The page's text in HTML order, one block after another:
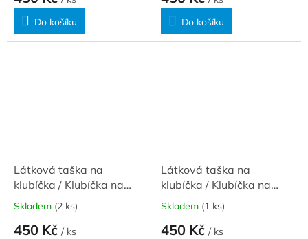
Do košíku
Do košíku
Látková taška na
klubíčka / Klubíčka na
fialové
Skladem (2 ks)
450 Kč / ks
Látková taška na
klubíčka / Klubíčka na
tmavé
Skladem (1 ks)
450 Kč / ks